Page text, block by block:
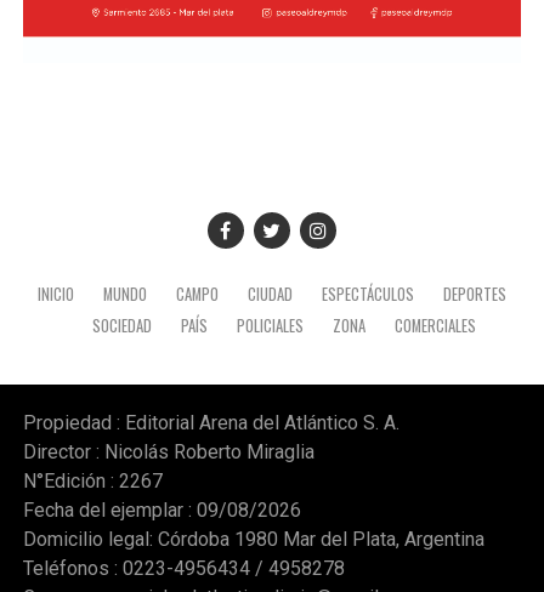
INICIO MUNDO CAMPO CIUDAD ESPECTÁCULOS
DEPORTES
SOCIEDAD
PAÍS POLICIALES ZONA COMERCIALES
Propiedad : Editorial Arena del Atlántico S. A.
Director : Nicolás Roberto Miraglia
N°Edición : 2267
Fecha del ejemplar : 09/08/2026
Domicilio legal: Córdoba 1980 Mar del Plata, Argentina
Teléfonos : 0223-4956434 / 4958278